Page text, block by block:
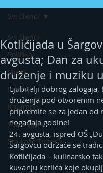
Svi članci
Politika
Vijesti
Intervju
Kolumna
Vox populi
Šta kaže Tviter?
Svi članci
Kotlićijada u
avgusta; Dan za
druženje i muziku
Ljubitelji dobrog zalogaja,
druženja pod otvorenim
pripremite se za jedan od
događaja godine!
24. avgusta, ispred OŠ
Šargovcu održaće se
Kotlićijada – kulinarsko
kuvanju kotlića koje